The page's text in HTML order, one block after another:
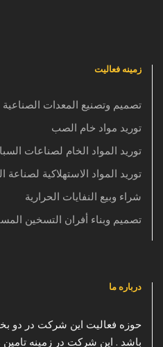
زمینه فعالیت
تصميم وتصنيع المعدات الصناعية
توريد مواد خام الصب
توريد المواد الخام لصناعات
توريد المواد الاستهلاكية
شراء وبيع النفايات الحرارية
تصميم وبناء أفران التسخين
درباره ما
حوزه فعالیت این شرکت در دو
باشد . این شرکت در زمینه تامین